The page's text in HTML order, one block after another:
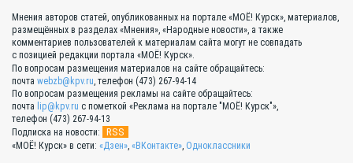
Мнения авторов статей, опубликованных на портале «МОЁ! Курск», материалов,
размещённых в разделах «Мнения», «Народные новости», а также
комментариев пользователей к материалам сайта могут не совпадать
с позицией редакции портала «МОЁ! Курск».
По вопросам размещения материалов на сайте обращайтесь:
почта webzb@kpv.ru, телефон (473) 267-94-14
По вопросам размещения рекламы на сайте обращайтесь:
почта lip@kpv.ru с пометкой «Реклама на портале "МОЁ! Курск"»,
телефон (473) 267-94-13
Подписка на новости:
RSS
«МОЁ! Курск» в сети: «Дзен», «ВКонтакте», Одноклассники